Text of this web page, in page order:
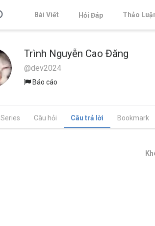
Bài Viết Hỏi Đáp Thảo
Trình Nguyễn Cao Đăng
@dev2024
Báo cáo
Series Câu hỏi Câu trả lời Bookmark